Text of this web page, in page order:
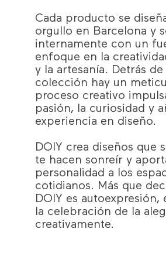
Cada producto se
orgullo en Barcelona y
internamente con un
enfoque en la
y la artesanía. Detrás de
colección hay un
proceso creativo
pasión, la curiosidad y
experiencia en diseño.
DOIY crea diseños que
te hacen sonreír y
personalidad a los
cotidianos. Más que
DOIY es autoexpresión,
la celebración de la
creativamente.